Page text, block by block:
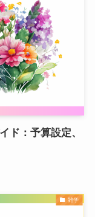
ド：予算設定、
雑学